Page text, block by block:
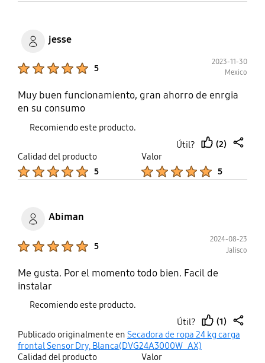
jesse
5
2023-11-30
Mexico
Muy buen funcionamiento, gran ahorro de enrgia
en su consumo
Recomiendo este producto.
Útil?
up
(2)
Calidad del producto
5
Valor
5
Abiman
5
2024-08-23
Jalisco
Me gusta. Por el momento todo bien. Facil de
instalar
Recomiendo este producto.
Útil?
thumb
up
(1)
share
Publicado originalmente en Secadora de ropa 24 kg carga
frontal Sensor Dry, Blanca(DVG24A3000W_AX)
Calidad del producto
Valor